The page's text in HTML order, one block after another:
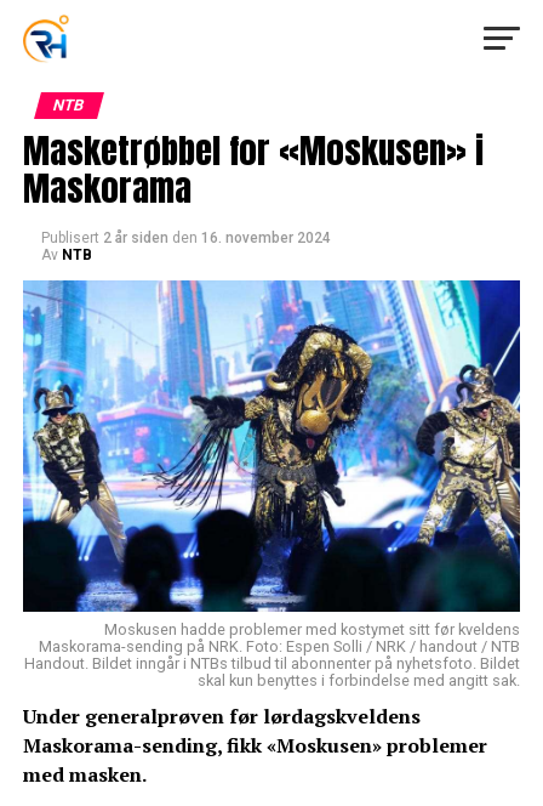
NTB
Masketrøbbel for «Moskusen» i
Maskorama
Publisert 2 år siden den 16. november 2024
Av NTB
Moskusen hadde problemer med kostymet sitt før kveldens
Maskorama-sending på NRK. Foto: Espen Solli / NRK / handout / NTB
Handout. Bildet inngår i NTBs tilbud til abonnenter på nyhetsfoto. Bildet
skal kun benyttes i forbindelse med angitt sak.
Under generalprøven før lørdagskveldens
Maskorama-sending, fikk «Moskusen» problemer
med masken.